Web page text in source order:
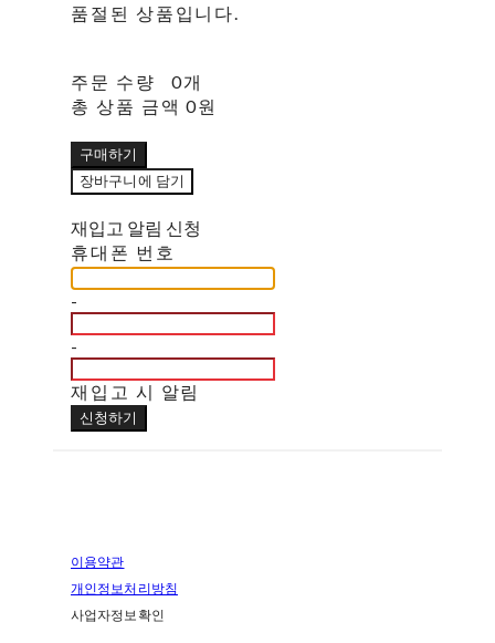
품절된 상품입니다.
주문 수량
0개
총 상품 금액 0원
구매하기
장바구니에 담기
재입고 알림 신청
휴대폰 번호
-
-
재입고 시 알림
신청하기
이용약관
개인정보처리방침
사업자정보확인